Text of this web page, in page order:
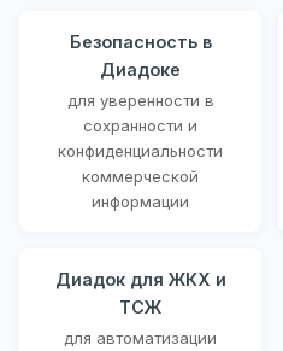
Безопасность в
Диадоке
для уверенности в
сохранности и
конфиденциальности
коммерческой
информации
Диадок для ЖКХ и
ТСЖ
для автоматизации